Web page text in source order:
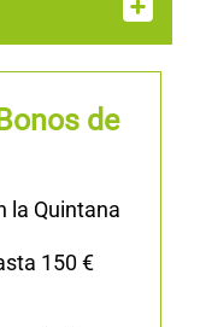
de
la Quintana
150 €